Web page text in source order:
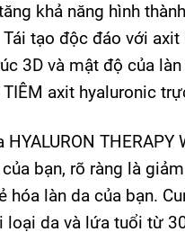
khả năng hình
tạo độc đáo với
3D và mật độ của
TIÊM axit hyaluronic
THERAPY
bạn, rõ ràng là
làn da của bạn.
loại da và lứa tuổi từ